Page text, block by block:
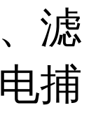
滤
捕